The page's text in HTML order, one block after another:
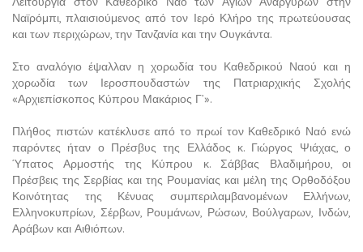
Ναϊρόμπι, πλαισιούμενος από τον Ιερό Κλήρο της πρωτεύουσας
και των περιχώρων, την Τανζανία και την Ουγκάντα.
Στο αναλόγιο έψαλλαν η χορωδία του Καθεδρικού Ναού και η
χορωδία των Ιεροσπουδαστών της Πατριαρχικής Σχολής
«Αρχιεπίσκοπος Κύπρου Μακάριος Γ’».
Πλήθος πιστών κατέκλυσε από το πρωί τον Καθεδρικό Ναό ενώ
παρόντες ήταν ο Πρέσβυς της Ελλάδος κ. Γιώργος Ψιάχας, ο
Ύπατος Αρμοστής της Κύπρου κ. Σάββας Βλαδιμήρου, οι
Πρέσβεις της Σερβίας και της Ρουμανίας και μέλη της Ορθοδόξου
Κοινότητας της Κένυας συμπεριλαμβανομένων Ελλήνων,
Ελληνοκυπρίων, Σέρβων, Ρουμάνων, Ρώσων, Βούλγαρων, Ινδών,
Αράβων και Αιθιόπων.